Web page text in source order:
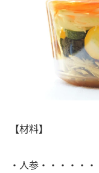
【材料】
・人参・・・・・